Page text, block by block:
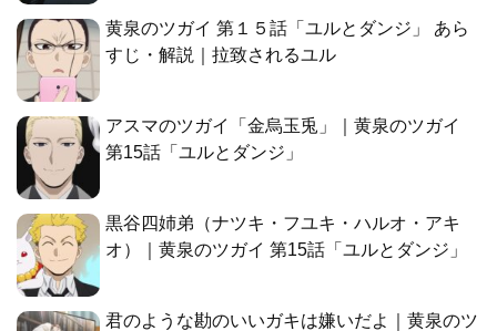
黄泉のツガイ 第１５話「ユルとダンジ」 あら
すじ・解説｜拉致されるユル
アスマのツガイ「金烏玉兎」｜黄泉のツガイ
第15話「ユルとダンジ」
黒谷四姉弟（ナツキ・フユキ・ハルオ・アキ
オ）｜黄泉のツガイ 第15話「ユルとダンジ」
君のような勘のいいガキは嫌いだよ｜黄泉のツ